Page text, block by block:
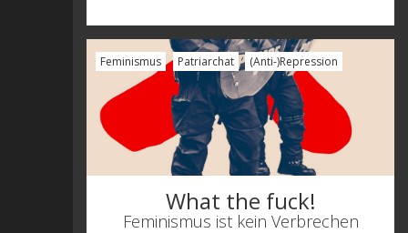
Feminismus Patriarchat (Anti-)Repression
What the fuck!
Feminismus ist kein Verbrechen